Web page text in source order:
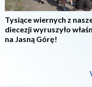
Tysiące wiernych z
diecezji wyruszyło
na Jasną Górę!